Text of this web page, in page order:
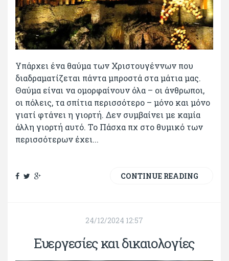
Υπάρχει ένα θαύμα των Χριστουγέννων που
διαδραματίζεται πάντα μπροστά στα μάτια μας.
Θαύμα είναι να ομορφαίνουν όλα – οι άνθρωποι,
οι πόλεις, τα σπίτια περισσότερο – μόνο και μόνο
γιατί φτάνει η γιορτή. Δεν συμβαίνει με καμία
άλλη γιορτή αυτό. Το Πάσχα πχ στο θυμικό των
περισσότερων έχει...
CONTINUE READING
24/12/2024 12:57
Ευεργεσίες και δικαιολογίες